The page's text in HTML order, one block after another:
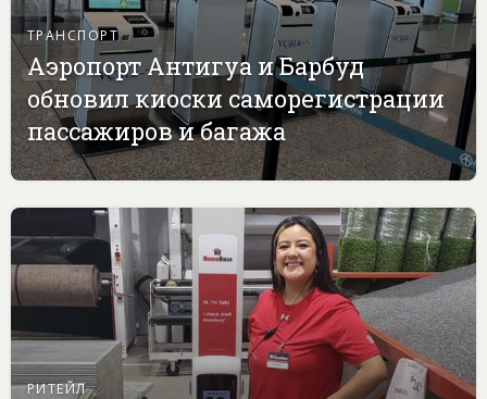
ТРАНСПОРТ
Аэропорт Антигуа и Барбуд
обновил киоски саморегистрации
пассажиров и багажа
РИТЕЙЛ